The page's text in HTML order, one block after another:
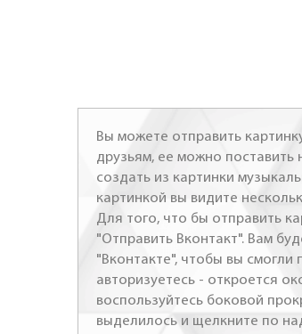
Вы можете отправить
друзьям, ее можно поставить
создать из картинки
картинкой вы видите
Для того, что бы отправить
"Отправить Вконтакт". Вам
"Вконтакте", чтобы вы смогли
авторизуетесь - откроется
воспользуйтесь боковой
выделилось и щелкните по